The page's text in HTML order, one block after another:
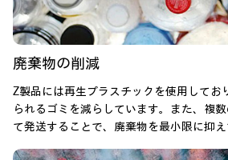
廃棄物の削減
Z製品には再生プラスチックを使用してお
られるゴミを減らしています。また、複
て発送することで、廃棄物を最小限に抑え